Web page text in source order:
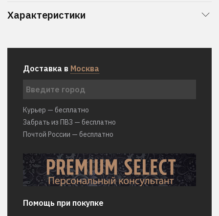
Характеристики
Доставка в Москва
Курьер — бесплатно
Забрать из ПВЗ — бесплатно
Почтой России — бесплатно
Помощь при покупке